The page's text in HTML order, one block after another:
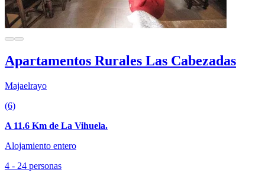
Apartamentos Rurales Las Cabezadas
Majaelrayo
(6)
A 11.6 Km de La Vihuela.
Alojamiento entero
4 - 24 personas